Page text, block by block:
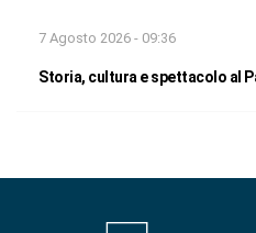
7 Agosto 2026 - 09:36
Storia, cultura e spettacolo al